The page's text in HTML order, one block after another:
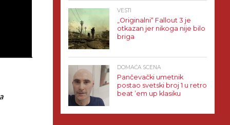
VESTI
„Originalni“ Fallout 3 je
otkazan jer nikoga nije bilo
briga
DOMAĆA SCENA
Pančevački umetnik
postao svetski broj 1 u retro
beat ’em up klasiku